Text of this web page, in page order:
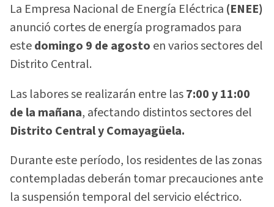
La Empresa Nacional de Energía Eléctrica (ENEE)
anunció cortes de energía programados para
estedomingo 9 de agosto en varios sectores del
Distrito Central.
Las labores se realizarán entre las7:00 y 11:00
de la mañana, afectando distintos sectores del
Distrito Central y Comayagüela.
Durante este período, los residentes de las zonas
contempladas deberán tomar precauciones ante
la suspensión temporal del servicio eléctrico.